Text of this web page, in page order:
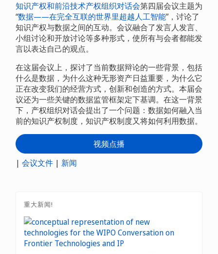
知识产权和前沿技术产权组织对话会第四届会议主题为
“数据——在完全互联的世界里超越人工智能”，讨论了
知识产权与数据之间的互动。会议融合了发言人发言、
小组讨论和开放讨论等多种形式，使所有与会者都能发
言以表达自己的观点。
在这届会议上，探讨了当前数据辩论的一些背景，包括
什么是数据，为什么这种无形资产日益重要，为什么它
正在改变我们的经营方式，创新和创造的方式。本届会
议还为一些关键的数据监管框架定下基调。在这一背景
下，产权组织对话会提出了一个问题：数据如何融入当
前的知识产权制度，知识产权制度又将如何利用数据。
视频点播
| 会议文件 | 新闻
重大新闻!